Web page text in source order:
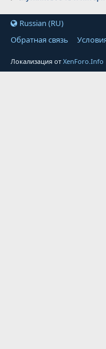
Russian (RU)
Обратная связь
Локализация отXenForo.Info